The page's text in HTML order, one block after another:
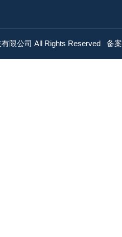
限公司 All Rights Reserved 备